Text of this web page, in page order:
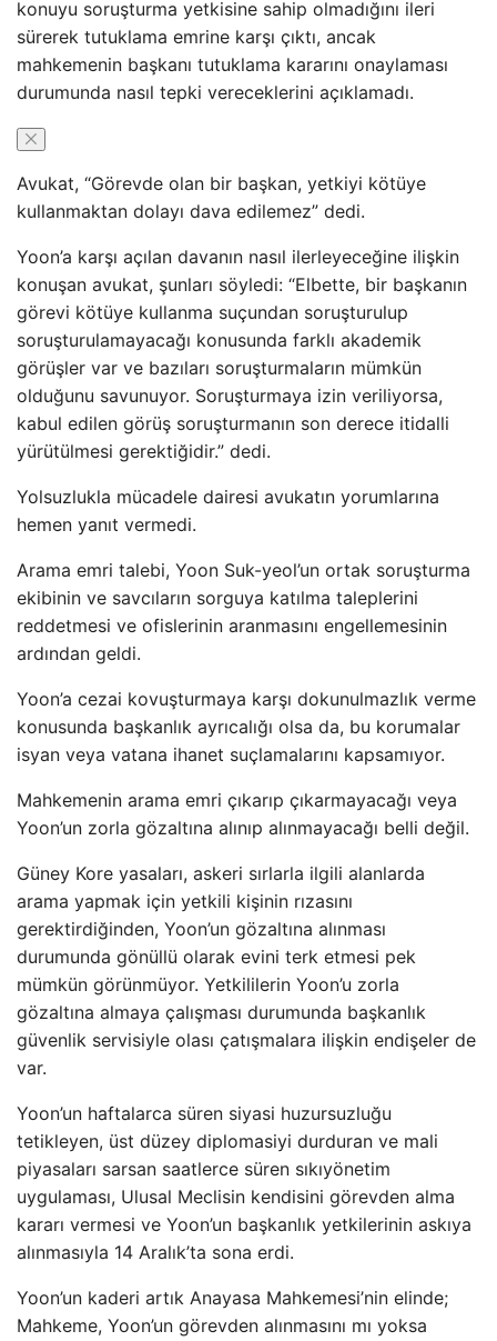
konuyu soruşturma yetkisine sahip olmadığını ileri
sürerek tutuklama emrine karşı çıktı, ancak
mahkemenin başkanı tutuklama kararını onaylaması
durumunda nasıl tepki vereceklerini açıklamadı.
Avukat, “Görevde olan bir başkan, yetkiyi kötüye
kullanmaktan dolayı dava edilemez” dedi.
Yoon’a karşı açılan davanın nasıl ilerleyeceğine ilişkin
konuşan avukat, şunları söyledi: “Elbette, bir başkanın
görevi kötüye kullanma suçundan soruşturulup
soruşturulamayacağı konusunda farklı akademik
görüşler var ve bazıları soruşturmaların mümkün
olduğunu savunuyor. Soruşturmaya izin veriliyorsa,
kabul edilen görüş soruşturmanın son derece itidalli
yürütülmesi gerektiğidir.” dedi.
Yolsuzlukla mücadele dairesi avukatın yorumlarına
hemen yanıt vermedi.
Arama emri talebi, Yoon Suk-yeol’un ortak soruşturma
ekibinin ve savcıların sorguya katılma taleplerini
reddetmesi ve ofislerinin aranmasını engellemesinin
ardından geldi.
Yoon’a cezai kovuşturmaya karşı dokunulmazlık verme
konusunda başkanlık ayrıcalığı olsa da, bu korumalar
isyan veya vatana ihanet suçlamalarını kapsamıyor.
Mahkemenin arama emri çıkarıp çıkarmayacağı veya
Yoon’un zorla gözaltına alınıp alınmayacağı belli değil.
Güney Kore yasaları, askeri sırlarla ilgili alanlarda
arama yapmak için yetkili kişinin rızasını
gerektirdiğinden, Yoon’un gözaltına alınması
durumunda gönüllü olarak evini terk etmesi pek
mümkün görünmüyor. Yetkililerin Yoon’u zorla
gözaltına almaya çalışması durumunda başkanlık
güvenlik servisiyle olası çatışmalara ilişkin endişeler de
var.
Yoon’un haftalarca süren siyasi huzursuzluğu
tetikleyen, üst düzey diplomasiyi durduran ve mali
piyasaları sarsan saatlerce süren sıkıyönetim
uygulaması, Ulusal Meclisin kendisini görevden alma
kararı vermesi ve Yoon’un başkanlık yetkilerinin askıya
alınmasıyla 14 Aralık’ta sona erdi.
Yoon’un kaderi artık Anayasa Mahkemesi’nin elinde;
Mahkeme, Yoon’un görevden alınmasını mı yoksa